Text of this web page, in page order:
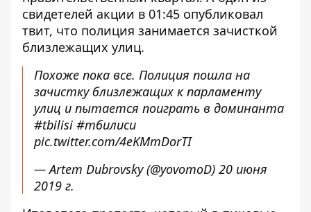
свидетелей акции в 01:45 опубликовал
твит, что полиция занимается зачисткой
близлежащих улиц.
Похоже пока все. Полиция пошла на
зачистку близлежащих к парламенту
улиц и пытается поиграть в доминанта
#tbilisi #тбилиси
pic.twitter.com/4eKMmDorTI
— Artem Dubrovsky (@yovomoD) 20 июня
2019 г.